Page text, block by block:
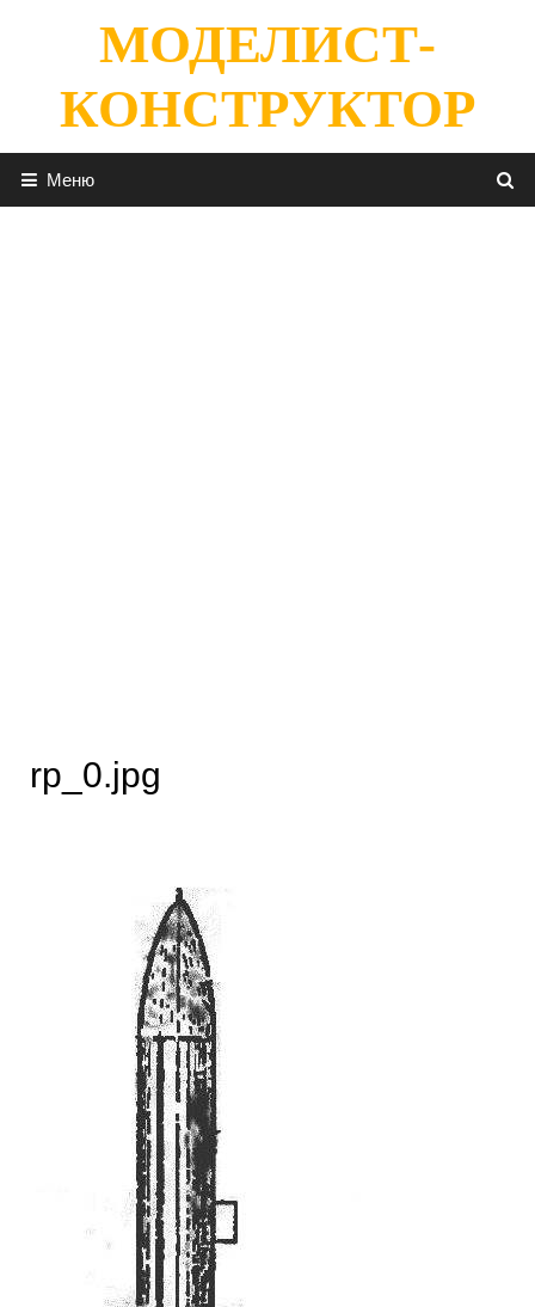
содержимомуМОДЕЛИСТ-
КОНСТРУКТОР
Меню
rp_0.jpg